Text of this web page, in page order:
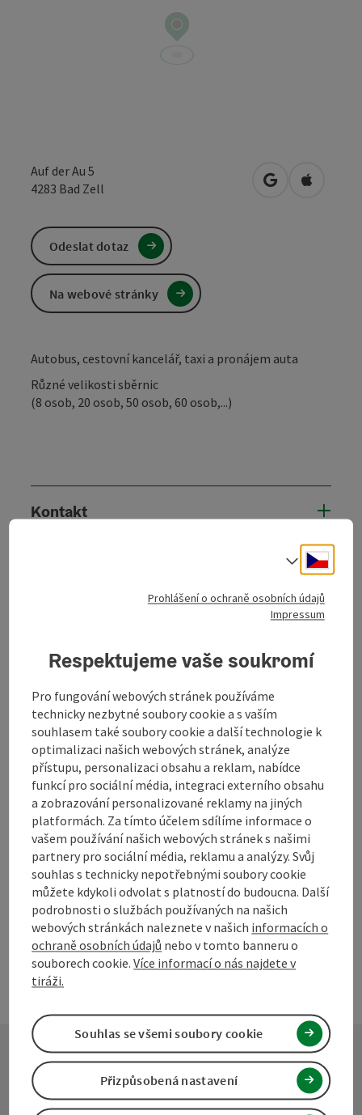
Auf der Au 5
4283 Bad Zell Otevřít vOtevřít v
Autobus, cestovní kancelář, taxi a pronájem auta
Různé velikosti sběrnic
(8 osob, 20 osob, 50 osob, 60 osob,...)
Kontakt
Bezbariérovost
Odeslat dotaz
Na webové stránky
Označit příspěvek
přejít na poznámky
Vytvořit PDF
Vytisknout
příspěvek
V okolí
powered byTOURDATA Navrhnout změnu
Kontakt
Cesky
Volba
Prohlášení o ochraně osobních údajů
Impressum
Respektujeme vaše soukromí
Pro fungování webových stránek používáme
technicky nezbytné soubory cookie a s vaším
souhlasem také soubory cookie a další technologie k
optimalizaci našich webových stránek, analýze
přístupu, personalizaci obsahu a reklam, nabídce
funkcí pro sociální média, integraci externího obsahu
a zobrazování personalizované reklamy na jiných
platformách. Za tímto účelem sdílíme informace o
vašem používání našich webových stránek s našimi
partnery pro sociální média, reklamu a analýzy. Svůj
souhlas s technicky nepotřebnými soubory cookie
můžete kdykoli odvolat s platností do budoucna. Další
podrobnosti o službách používaných na našich
webových stránkách naleznete v našich informacích o
ochraně osobních údajů nebo v tomto banneru o
souborech cookie.Více informací o nás najdete v
tiráži.
Přizpůsobená nastavení
Souhlas se všemi soubory cookie